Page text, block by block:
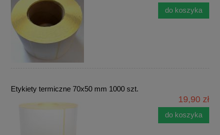
do koszyka
Etykiety termiczne 70x50 mm 1000 szt.
19,90 zł
do koszyka